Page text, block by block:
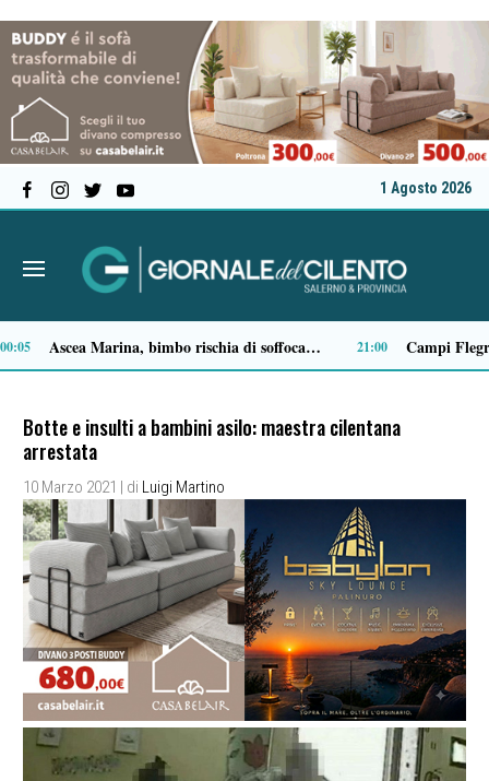
1 Agosto 2026
14:14 13:53
Botte e insulti a bambini asilo: maestra cilentana
arrestata
10 Marzo 2021 | di Luigi Martino